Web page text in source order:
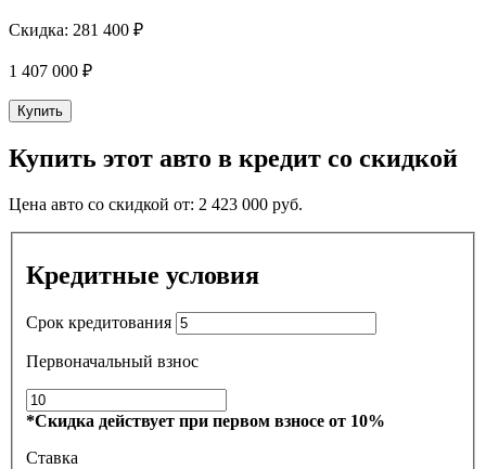
Скидка: 281 400 ₽
1 407 000 ₽
Купить
Купить этот авто в кредит со скидкой
Цена авто со скидкой от: 2 423 000 руб.
Кредитные условия
Срок кредитования
Первоначальный взнос
*Скидка действует при первом взносе от 10%
Ставка